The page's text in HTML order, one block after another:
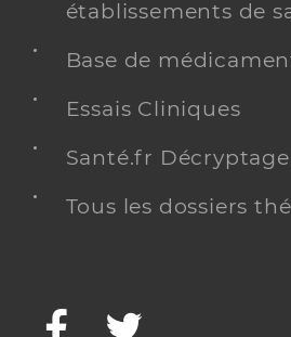
établissements de
Base de
Essais Cliniques
Santé.fr Décryptage
Tous les dossiers
Facebook